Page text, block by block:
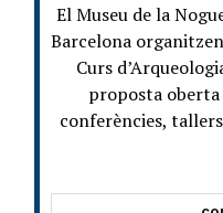
El Museu de la
Barcelona
Curs
proposta oberta
conferències,